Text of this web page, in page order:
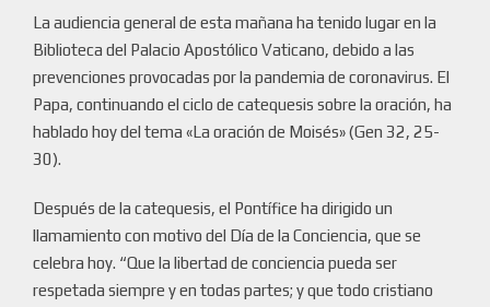
La audiencia general de esta mañana ha tenido lugar en la
Biblioteca del Palacio Apostólico Vaticano, debido a las
prevenciones provocadas por la pandemia de coronavirus. El
Papa, continuando el ciclo de catequesis sobre la oración, ha
hablado hoy del tema «La oración de Moisés» (Gen 32, 25-
30).
Después de la catequesis, el Pontífice ha dirigido un
llamamiento con motivo del Día de la Conciencia, que se
celebra hoy. “Que la libertad de conciencia pueda ser
respetada siempre y en todas partes; y que todo cristiano